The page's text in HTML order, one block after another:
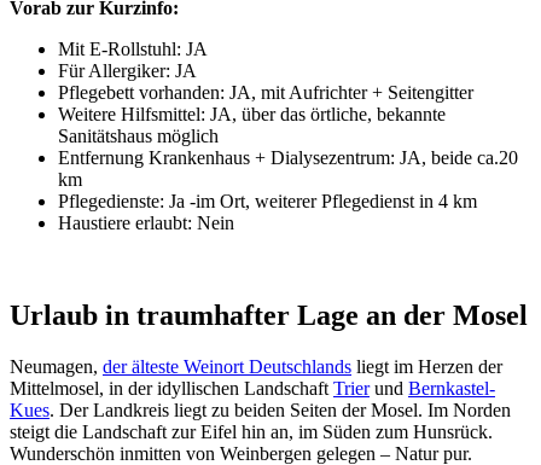
Vorab zur Kurzinfo:
Mit E-Rollstuhl: JA
Für Allergiker: JA
Pflegebett vorhanden: JA, mit Aufrichter + Seitengitter
Weitere Hilfsmittel: JA, über das örtliche, bekannte
Sanitätshaus möglich
Entfernung Krankenhaus + Dialysezentrum: JA, beide ca.20
km
Pflegedienste: Ja -im Ort, weiterer Pflegedienst in 4 km
Haustiere erlaubt: Nein
Urlaub in traumhafter Lage an der Mosel
Neumagen, der älteste Weinort Deutschlands liegt im Herzen der
Mittelmosel, in der idyllischen Landschaft Trierund Bernkastel-
Kues. Der Landkreis liegt zu beiden Seiten der Mosel. Im Norden
steigt die Landschaft zur Eifel hin an, im Süden zum Hunsrück.
Wunderschön inmitten von Weinbergen gelegen – Natur pur.